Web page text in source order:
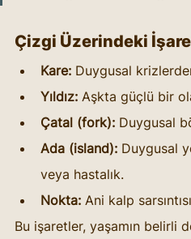
Çizgi Üzerindeki
Kare: Duygusal
Yıldız: Aşkta güçlü bir
Çatal (fork): Duygusal
Ada (island): Duygusal
veya hastalık.
Nokta: Ani kalp
Bu işaretler, yaşamın belirli